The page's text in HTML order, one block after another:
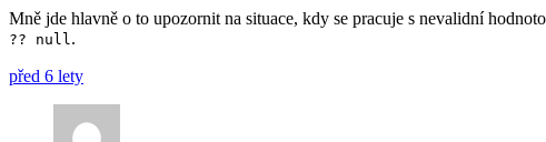
Mně jde hlavně o to upozornit na situace, kdy se pracuje s nevalidní
?? null .
před 6 lety